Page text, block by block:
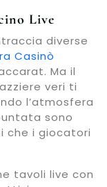
Live
diverse
Casinò
Ma il
veri ti
l’atmosfera
sono
che i giocatori
tavoli live con